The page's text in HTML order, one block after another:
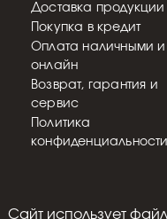
Доставка продукции
Покупка в кредит
Оплата наличными и
онлайн
Возврат, гарантия и
сервис
Политика
конфиденциальности
Cайт использует